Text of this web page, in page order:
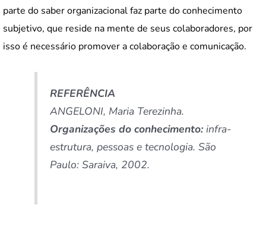
parte do saber organizacional faz parte do conhecimento
subjetivo, que reside na mente de seus colaboradores, por
isso é necessário promover a colaboração e comunicação.
REFERÊNCIA
ANGELONI, Maria Terezinha.
Organizações do conhecimento: infra-
estrutura, pessoas e tecnologia. São
Paulo: Saraiva, 2002.